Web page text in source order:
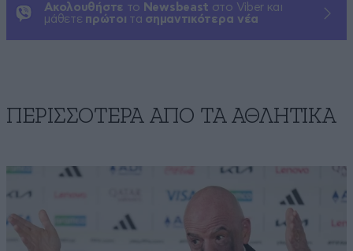
Ακολουθήστε το Newsbeast στο Viber και
μάθετε πρώτοι τα σημαντικότερα νέα
ΠΕΡΙΣΣΟΤΕΡΑ ΑΠΟ ΤA ΑΘΛΗΤΙΚΑ